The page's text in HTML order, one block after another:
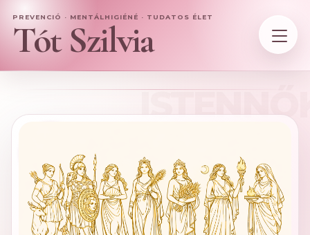
PREVENCIÓ · MENTÁLHIGIÉNÉ · TUDATOS ÉLET
Tót Szilvia